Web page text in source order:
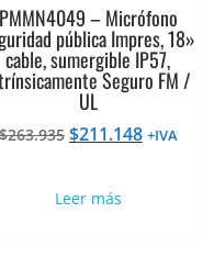
PMMN4049 – Micrófono
pública Impres, 18»
cable, sumergible IP57,
Seguro FM /
UL
263.935 El
era:
$211.148El+IVA
Leer más